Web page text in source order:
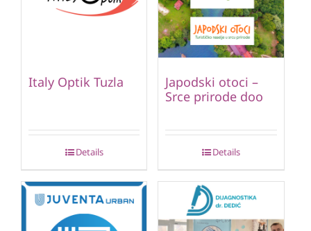
Italy Optik Tuzla
Details
Japodski otoci –
Srce prirode doo
Details